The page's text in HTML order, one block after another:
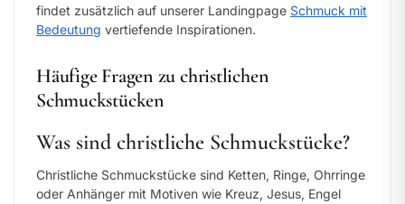
findet zusätzlich auf unserer Landingpage Schmuck mit
Bedeutung vertiefende Inspirationen.
Häufige Fragen zu christlichen
Schmuckstücken
Was sind christliche Schmuckstücke?
Christliche Schmuckstücke sind Ketten, Ringe, Ohrringe
oder Anhänger mit Motiven wie Kreuz, Jesus, Engel